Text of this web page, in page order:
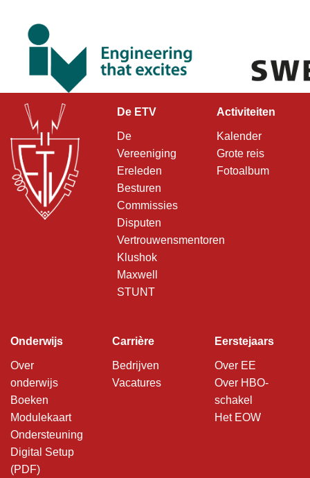
De ETV
De
Vereeniging
Ereleden
Besturen
Commissies
Disputen
Vertrouwensmentoren
Klushok
Maxwell
STUNT
Activiteiten
Kalender
Grote reis
Fotoalbum
Onderwijs
Over
onderwijs
Boeken
Modulekaart
Ondersteuning
Digital Setup
(PDF)
Carrière
Bedrijven
Vacatures
Eerstejaars
Over EE
Over HBO-
schakel
Het EOW